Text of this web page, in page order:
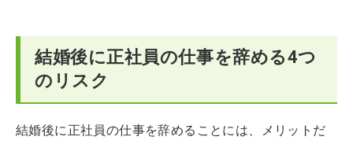
結婚後に正社員の仕事を辞める4つ
のリスク
結婚後に正社員の仕事を辞めることには、メリットだ